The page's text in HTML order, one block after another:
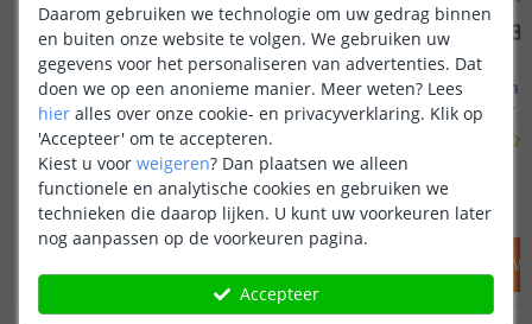
1M - compleet profiel
Opbouw - smal en laag
(70 reviews)
OP VOORRAAD 12,95
1M -
Inbouw -
OP VOORRAAD
IN
Daarom gebruiken we technologie om uw gedrag binnen
en buiten onze website te volgen. We gebruiken uw
gegevens voor het personaliseren van advertenties. Dat
doen we op een anonieme manier. Meer weten? Lees
hier alles over onze cookie- en privacyverklaring. Klik op
'Accepteer' om te accepteren.
Kiest u voor weigeren? Dan plaatsen we alleen
functionele en analytische cookies en gebruiken we
technieken die daarop lijken. U kunt uw voorkeuren later
nog aanpassen op de voorkeuren pagina.
Accepteer